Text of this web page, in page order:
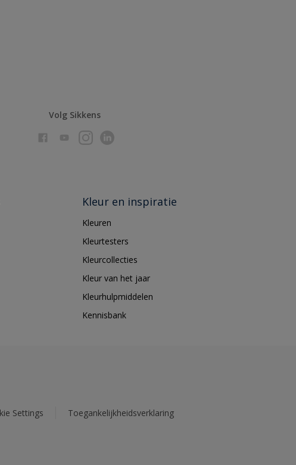
Volg Sikkens
Kleur en inspiratie
Kleuren
Kleurtesters
Kleurcollecties
Kleur van het jaar
Kleurhulpmiddelen
Kennisbank
Settings Toegankelijkheidsverklaring